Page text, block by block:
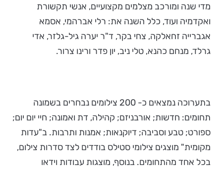
מדי שנה ומורכב מצלמים מקצועיים, אנשי תקשורת
ואקדמיה ועוד, כלל השנה את: רלי אברהמי, אסמא
אגברייה זחאלקה, צחי בקר, ד"ר יערה גיל-גלזר, אדי
גרלד, מנחם כהנא, טלי ניב, יון פדר ורינו צרור.
בתערוכה נמצאים כ- 200 צילומים נבחרים בשמונה
תחומים: חדשות; אורבניזם; קהילה, דת ואמונה; חיי יום יום;
ספורט; טבע וסביבה; דיוקנאות; אמנות ותרבות. ב"עדות
מקומית" מוצגים צילומי סטילס בודדים לצד סדרות צילום,
בכל אחד מהתחומים. בנוסף, מוצגות עבודות וידאו